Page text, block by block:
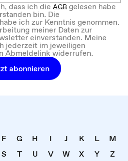
dass ich dieAGBgelesen habe
bin. Die
habe ich zur Kenntnis genommen.
meiner Daten zur
einverstanden. Meine
jederzeit im jeweiligen
Abmeldelink widerrufen.
abonnieren
F G H I J K L
M
S T U V W X Y
Z